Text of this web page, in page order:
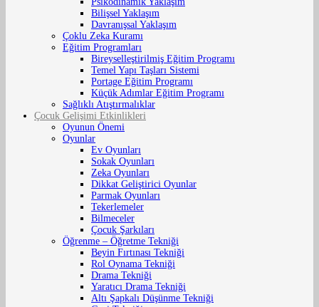
Bilişsel Yaklaşım
Davranışsal Yaklaşım
Çoklu Zeka Kuramı
Eğitim Programları
Bireyselleştirilmiş Eğitim Programı
Temel Yapı Taşları Sistemi
Portage Eğitim Programı
Küçük Adımlar Eğitim Programı
Sağlıklı Atıştırmalıklar
Çocuk Gelişimi Etkinlikleri
Oyunun Önemi
Oyunlar
Ev Oyunları
Sokak Oyunları
Zeka Oyunları
Dikkat Geliştirici Oyunlar
Parmak Oyunları
Tekerlemeler
Bilmeceler
Çocuk Şarkıları
Öğrenme – Öğretme Tekniği
Beyin Fırtınası Tekniği
Rol Oynama Tekniği
Drama Tekniği
Yaratıcı Drama Tekniği
Altı Şapkalı Düşünme Tekniği